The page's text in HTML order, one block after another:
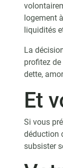
logement
liquidités
La
profitez
dette,
Et
Si vous
déduction
subsister